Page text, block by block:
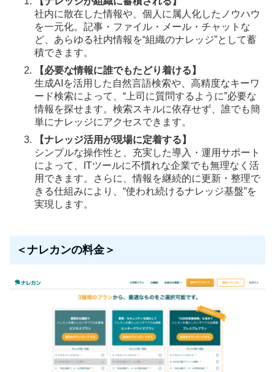
社内に散在した情報や、個人に属人化したノウハウ
を一元化。記事・ファイル・メール・チャットな
ど、あらゆる社内情報を“組織のナレッジ”として蓄
積できます。
【必要な情報に誰でもたどり着ける】
生成AIを活用した自然言語検索や、高精度なキーワ
ード検索によって、“上司に質問するように”必要な
情報を探せます。検索スキルに依存せず、誰でも簡
単にナレッジにアクセスできます。
【ナレッジ活用が現場に定着する】
シンプルな操作性と、充実した導入・運用サポート
によって、ITツールに不慣れな企業でも無理なく活
用できます。さらに、情報を継続的に更新・整理で
きる仕組みにより、“使われ続けるナレッジ基盤”を
実現します。
＜ナレカンの料金＞